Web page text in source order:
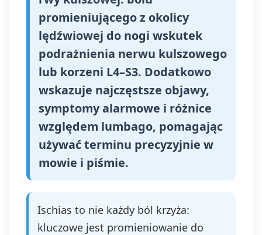
promieniującego z okolicy
lędźwiowej do nogi wskutek
podrażnienia nerwu kulszowego
lub korzeni L4–S3. Dodatkowo
wskazuje najczęstsze objawy,
symptomy alarmowe i różnice
względem lumbago, pomagając
używać terminu precyzyjnie w
mowie i piśmie.
Ischias to nie każdy ból krzyża:
kluczowe jest promieniowanie do